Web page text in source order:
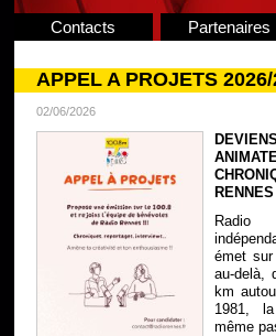
Contacts Partenaires
APPEL A PROJETS
02/06/2026
DEVIENS
émet
au-delà,
km
1981,
même